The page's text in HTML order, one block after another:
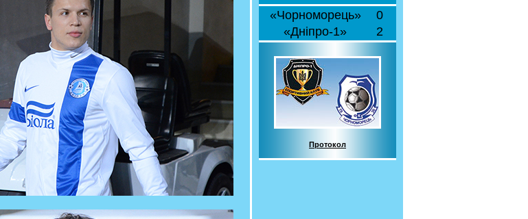
«Чорноморець»
0
«Дніпро-1»
2
Протокол